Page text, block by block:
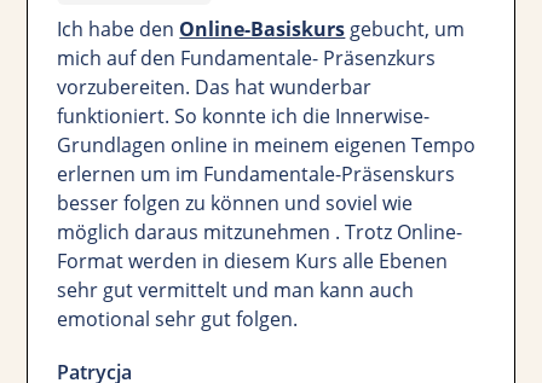
Ich habe den Online-Basiskurs gebucht, um
mich auf den Fundamentale- Präsenzkurs
vorzubereiten. Das hat wunderbar
funktioniert. So konnte ich die Innerwise-
Grundlagen online in meinem eigenen Tempo
erlernen um im Fundamentale-Präsenskurs
besser folgen zu können und soviel wie
möglich daraus mitzunehmen . Trotz Online-
Format werden in diesem Kurs alle Ebenen
sehr gut vermittelt und man kann auch
emotional sehr gut folgen.
Patrycja